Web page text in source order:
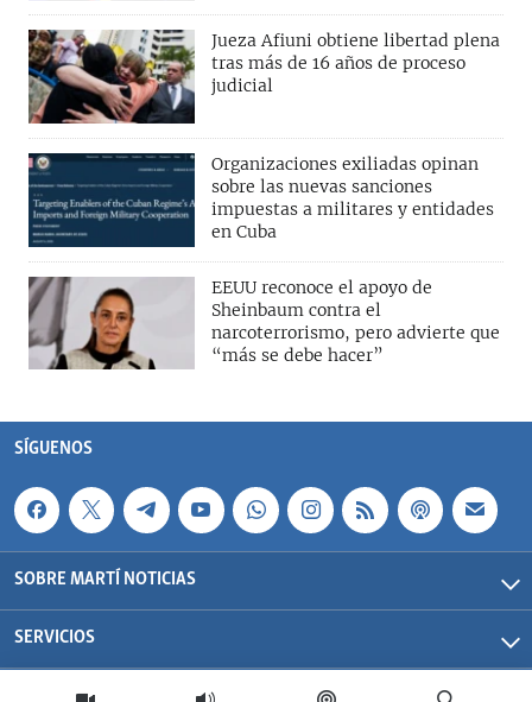
Jueza Afiuni obtiene libertad plena
tras más de 16 años de proceso
judicial
Organizaciones exiliadas opinan
sobre las nuevas sanciones
impuestas a militares y entidades
en Cuba
EEUU reconoce el apoyo de
Sheinbaum contra el
narcoterrorismo, pero advierte que
“más se debe hacer”
SÍGUENOS
SOBRE MARTÍ NOTICIAS
SERVICIOS